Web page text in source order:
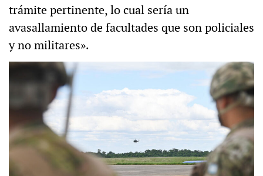
trámite pertinente, lo cual sería un
avasallamiento de facultades que son policiales
y no militares».